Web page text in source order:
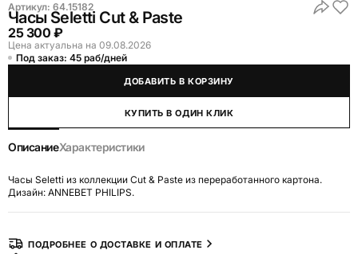
Артикул: 64.15182
Часы Seletti Cut & Paste
25 300 ₽
Цена актуальна на 09.08.2026
Под заказ: 45 раб/дней
ДОБАВИТЬ В КОРЗИНУ
КУПИТЬ В ОДИН КЛИК
ОписаниеХарактеристики
Часы Seletti из коллекции Cut & Paste из переработанного картона.
Дизайн: ANNEBET PHILIPS.
ПОДРОБНЕЕ О ДОСТАВКЕ И ОПЛАТЕ